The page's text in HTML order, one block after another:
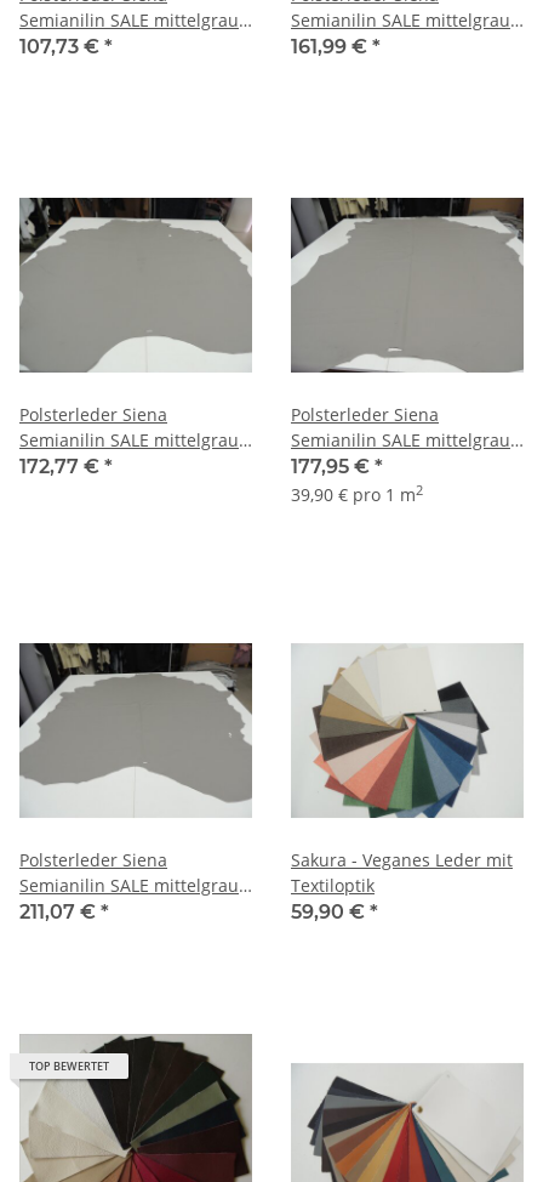
Semianilin SALE mittelgrau
2,70 qm
107,73 € *
Semianilin SALE mittelgrau
4,06 qm
161,99 € *
Polsterleder Siena
Semianilin SALE mittelgrau
4,33 qm
172,77 € *
Polsterleder Siena
Semianilin SALE mittelgrau
4,46 qm
177,95 € *
39,90 € pro 1 m2
Polsterleder Siena
Semianilin SALE mittelgrau
5,29 qm
211,07 € *
Sakura - Veganes Leder mit
Textiloptik
59,90 € *
TOP BEWERTET